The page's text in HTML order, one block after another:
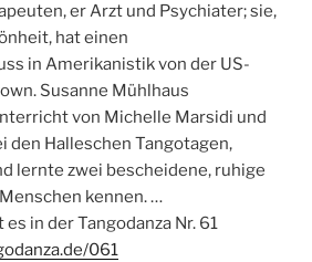
er Arzt und Psychiater; sie,
hat einen
in Amerikanistik von der US-
Susanne Mühlhaus
von Michelle Marsidi und
den Halleschen Tangotagen,
lernte zwei bescheidene, ruhige
kennen. …
in der Tangodanza Nr. 61
061